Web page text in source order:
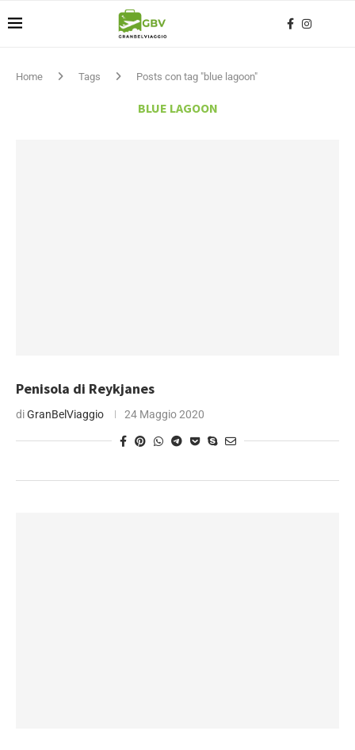
Home Tags Posts con tag "blue lagoon"
BLUE LAGOON
Penisola di Reykjanes
diGranBelViaggio 24 Maggio 2020